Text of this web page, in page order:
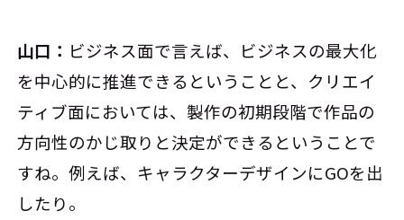
山口： ビジネス面で言えば、ビジネスの最大化
を中心的に推進できるということと、クリエイ
ティブ面においては、製作の初期段階で作品の
方向性のかじ取りと決定ができるということで
すね。例えば、キャラクターデザインにGOを出
したり。